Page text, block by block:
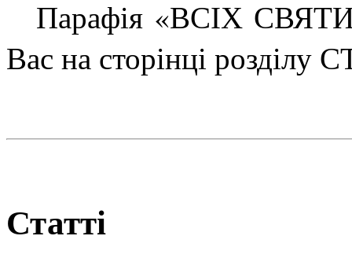
Парафія «ВСІХ
Вас на сторінці розділу
Статті